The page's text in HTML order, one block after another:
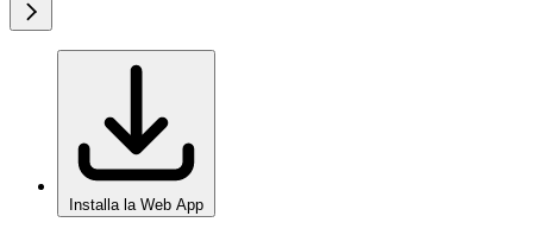
Installa la Web App